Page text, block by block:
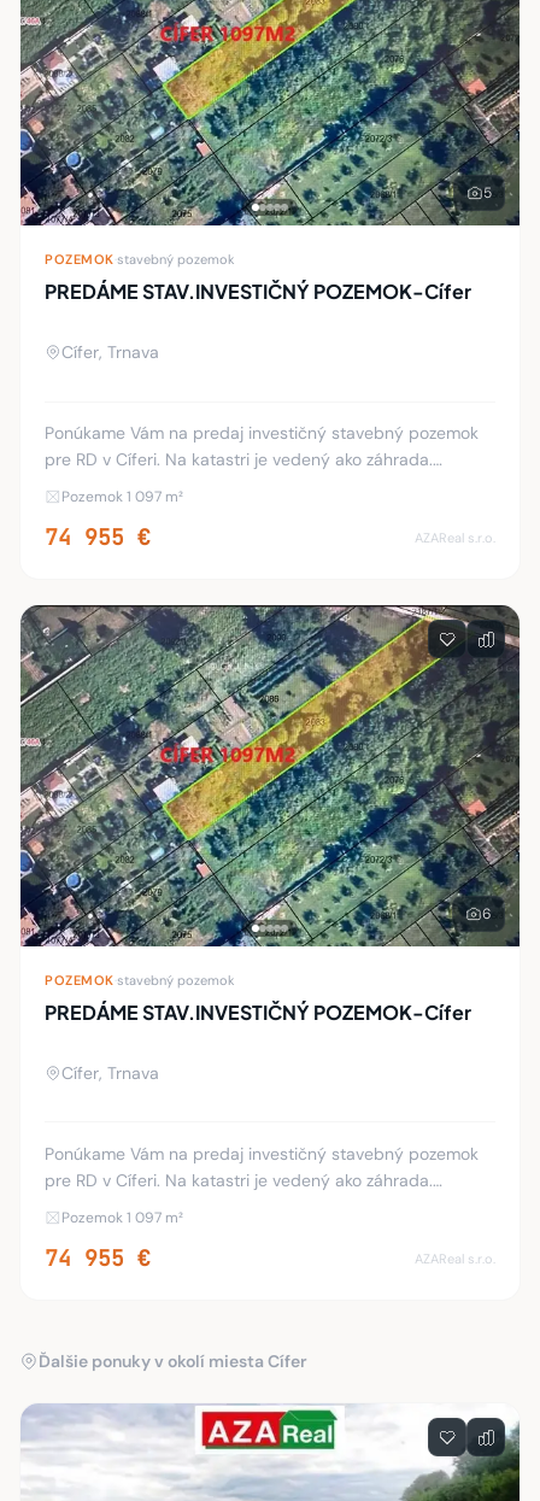
5
POZEMOK stavebný pozemok
PREDÁME STAV.INVESTIČNÝ POZEMOK-Cífer
Cífer, Trnava
Ponúkame Vám na predaj investičný stavebný pozemok
pre RD v Cíferi. Na katastri je vedený ako záhrada.
Výmera pozemku je 1097 m2. Šírka je 11 m. Dĺžka 98 a 90
Pozemok 1 097 m²
74 955 € AZAReal s.r.o.
6
POZEMOK stavebný pozemok
PREDÁME STAV.INVESTIČNÝ POZEMOK-Cífer
Cífer, Trnava
Ponúkame Vám na predaj investičný stavebný pozemok
pre RD v Cíferi. Na katastri je vedený ako záhrada.
Výmera pozemku je 1097 m2. Šírka je 11 m. Dĺžka 98 a 90
Pozemok 1 097 m²
74 955 € AZAReal s.r.o.
Ďalšie ponuky v okolí miesta Cífer